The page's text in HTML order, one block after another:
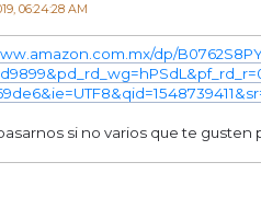
06:24:28 AM
dp/
si no varios que te